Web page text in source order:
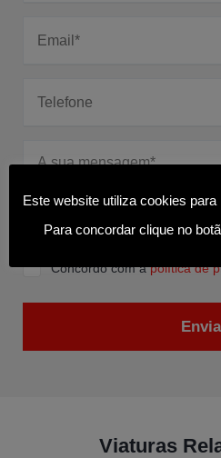
Concordo com apolítica de
Viaturas
Este website utiliza cookies
Para concordar clique no